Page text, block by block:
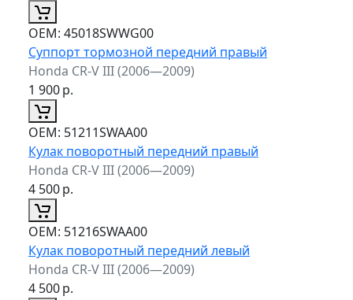
ОЕМ: 45018SWWG00
Суппорт тормозной передний правый
Honda CR-V III (2006—2009)
1 900р.
ОЕМ: 51211SWAA00
Кулак поворотный передний правый
Honda CR-V III (2006—2009)
4 500р.
ОЕМ: 51216SWAA00
Кулак поворотный передний левый
Honda CR-V III (2006—2009)
4 500р.